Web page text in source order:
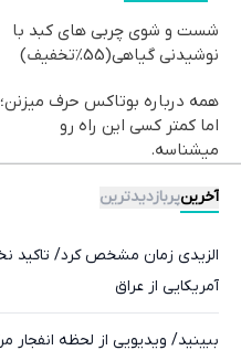
شست و شوی چربی های کبد با
نوشیدنی گیاهی(55%تخفیف)
همه درباره بوتاکس حرف میزنن؛
اما کمتر کسی این راه رو
میشناسه.
آخرینپربازدیدترین
الزیدی زمان مشخص کرد/ تاکید
آمریکایی از عراق
ببینید/ ویدیویی از لحظه انفجار